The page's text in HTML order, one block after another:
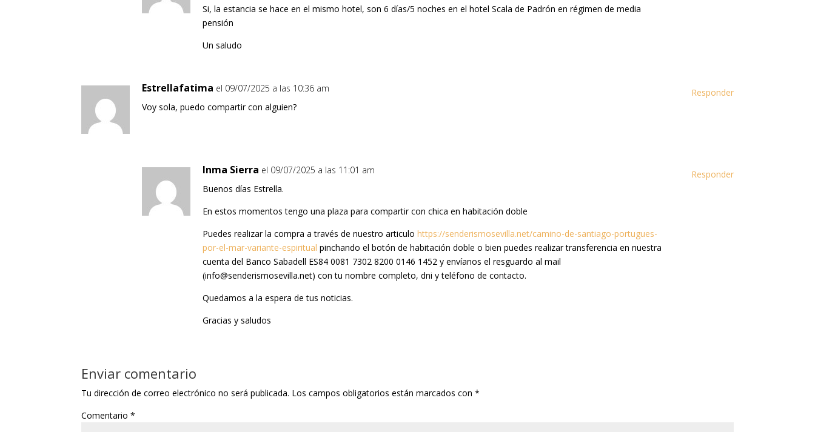
Si, la estancia se hace en el mismo hotel, son 6 días/5 noches en el hotel Scala de Padrón en régimen de media
pensión
Un saludo
Estrellafatima el 09/07/2025 a las 10:36 am
Voy sola, puedo compartir con alguien?
Responder
Inma Sierra el 09/07/2025 a las 11:01 am
Buenos días Estrella.
En estos momentos tengo una plaza para compartir con chica en habitación doble
Puedes realizar la compra a través de nuestro articulohttps://senderismosevilla.net/camino-de-santiago-portugues-
por-el-mar-variante-espiritual pinchando el botón de habitación doble o bien puedes realizar transferencia en nuestra
cuenta del Banco Sabadell ES84 0081 7302 8200 0146 1452 y envíanos el resguardo al mail
(info@senderismosevilla.net) con tu nombre completo, dni y teléfono de contacto.
Quedamos a la espera de tus noticias.
Gracias y saludos
Responder
Enviar comentario
Tu dirección de correo electrónico no será publicada. Los campos obligatorios están marcados con*
Comentario*